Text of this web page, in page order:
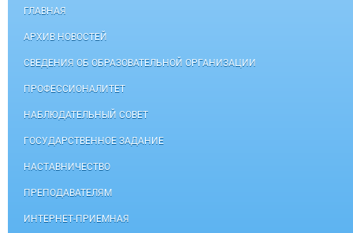
ГЛАВНАЯ
АРХИВ НОВОСТЕЙ
СВЕДЕНИЯ ОБ ОБРАЗОВАТЕЛЬНОЙ ОРГАНИЗАЦИИ
ПРОФЕССИОНАЛИТЕТ
НАБЛЮДАТЕЛЬНЫЙ СОВЕТ
ГОСУДАРСТВЕННОЕ ЗАДАНИЕ
НАСТАВНИЧЕСТВО
ПРЕПОДАВАТЕЛЯМ
ИНТЕРНЕТ-ПРИЕМНАЯ